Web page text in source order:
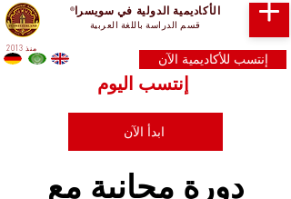
الأكاديمية الدولية في سويسرا®
قسم الدراسة باللغة العربية
إنتسب للأكاديمية الآن
إنتسب اليوم
منذ 2013
ابدأ الآن
دورة مجانية مع